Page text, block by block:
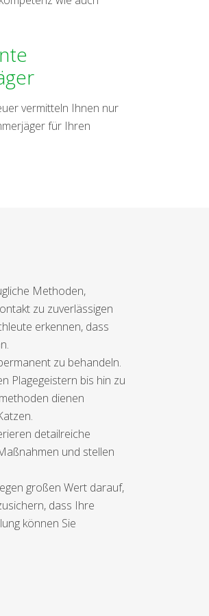
vermitteln Ihnen nur
für Ihren
Methoden,
zu zuverlässigen
erkennen, dass
zu behandeln.
Plagegeistern bis hin zu
dienen
detailreiche
und stellen
großen Wert darauf,
dass Ihre
können Sie